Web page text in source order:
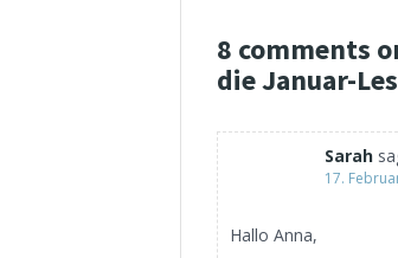
8 comments
die Januar-
Sarah
17.
Hallo Anna,